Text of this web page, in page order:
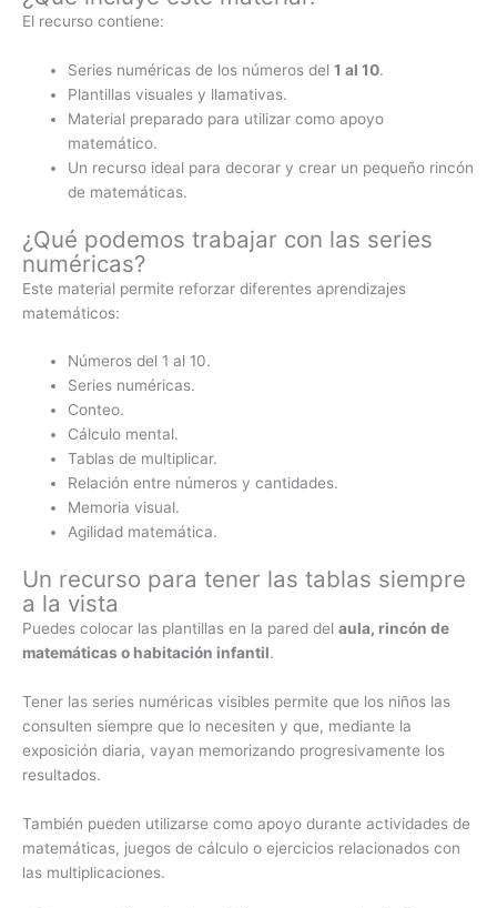
El recurso contiene:
Series numéricas de los números del1 al 10.
Plantillas visuales y llamativas.
Material preparado para utilizar como apoyo
matemático.
Un recurso ideal para decorar y crear un pequeño rincón
de matemáticas.
¿Qué podemos trabajar con las series
numéricas?
Este material permite reforzar diferentes aprendizajes
matemáticos:
Números del 1 al 10.
Series numéricas.
Conteo.
Cálculo mental.
Tablas de multiplicar.
Relación entre números y cantidades.
Memoria visual.
Agilidad matemática.
Un recurso para tener las tablas siempre
a la vista
Puedes colocar las plantillas en la pared del aula, rincón de
matemáticas o habitación infantil.
Tener las series numéricas visibles permite que los niños las
consulten siempre que lo necesiten y que, mediante la
exposición diaria, vayan memorizando progresivamente los
resultados.
También pueden utilizarse como apoyo durante actividades de
matemáticas, juegos de cálculo o ejercicios relacionados con
las multiplicaciones.